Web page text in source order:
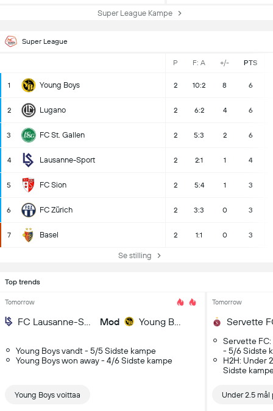
Super League Kampe
Super League
P F: A +/- PTS
1 Young Boys 2 10:2 8 6
2 Lugano 2 6:2 4 6
3 FC St. Gallen 2 5:3 2 6
4 Lausanne-Sport 2 2:1 1 4
5 FC Sion 2 5:4 1 3
6 FC Zürich 2 3:3 0 3
7 Basel 2 1:1 0 3
Se stilling
Top trends
Tomorrow
Mod Young Boys
Young Boys vandt - 5/5 Sidste kampe
Young Boys won away - 4/6 Sidste kampe
Young Boys voittaa
Tomorrow
Servette
Servette FC:
- 5/6 Sidste
H2H: Under
Sidste
Under 2.5